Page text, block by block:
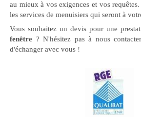
au mieux à vos exigences et vos
les services de menuisiers qui seront à
Vous souhaitez un devis pour une
fenêtre ? N'hésitez pas à nous
d'échanger avec vous !